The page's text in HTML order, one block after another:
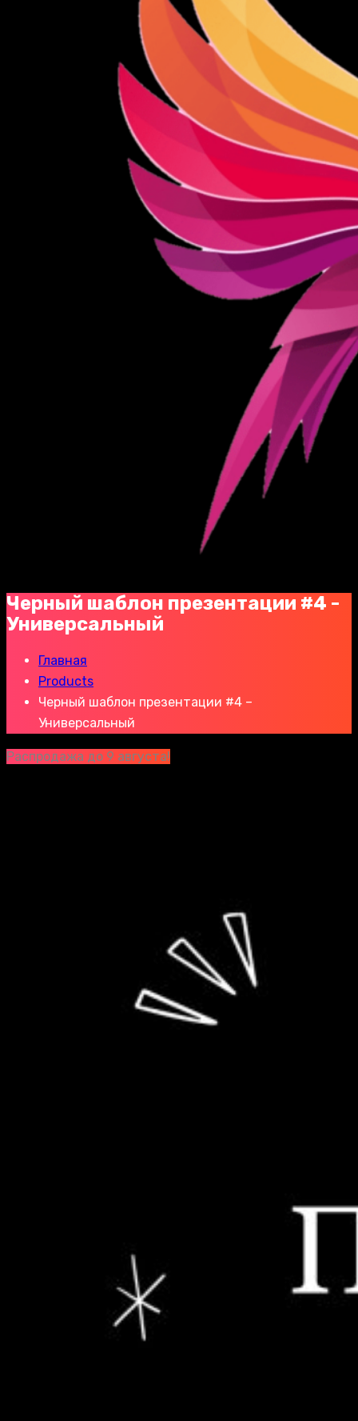
Черный шаблон презентации #4 -
Универсальный
Главная
Products
Черный шаблон презентации #4 –
Универсальный
Распродажа до 9 августа!